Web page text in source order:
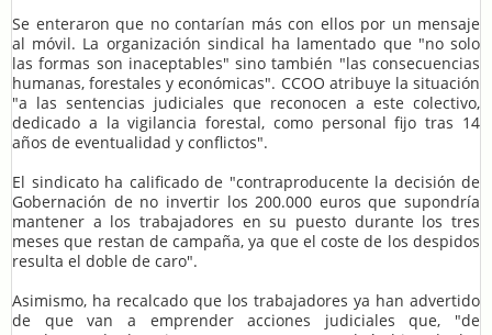
Se enteraron que no contarían más con ellos por un mensaje
al móvil. La organización sindical ha lamentado que "no solo
las formas son inaceptables" sino también "las consecuencias
humanas, forestales y económicas". CCOO atribuye la situación
"a las sentencias judiciales que reconocen a este colectivo,
dedicado a la vigilancia forestal, como personal fijo tras 14
años de eventualidad y conflictos".
El sindicato ha calificado de "contraproducente la decisión de
Gobernación de no invertir los 200.000 euros que supondría
mantener a los trabajadores en su puesto durante los tres
meses que restan de campaña, ya que el coste de los despidos
resulta el doble de caro".
Asimismo, ha recalcado que los trabajadores ya han advertido
de que van a emprender acciones judiciales que, "de